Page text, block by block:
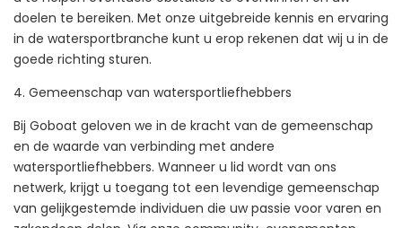
doelen te bereiken. Met onze uitgebreide kennis en ervaring
in de watersportbranche kunt u erop rekenen dat wij u in de
goede richting sturen.
4. Gemeenschap van watersportliefhebbers
Bij Goboat geloven we in de kracht van de gemeenschap
en de waarde van verbinding met andere
watersportliefhebbers. Wanneer u lid wordt van ons
netwerk, krijgt u toegang tot een levendige gemeenschap
van gelijkgestemde individuen die uw passie voor varen en